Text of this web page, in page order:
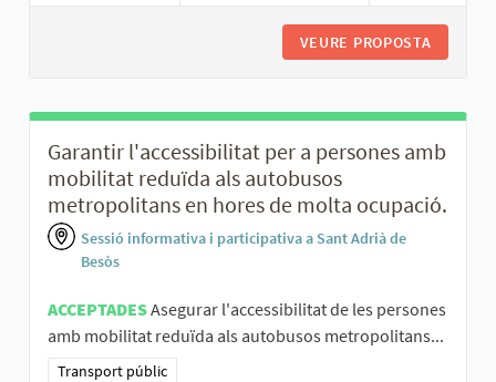
VEURE PROPOSTA
Garantir l'accessibilitat per a persones amb
mobilitat reduïda als autobusos
metropolitans en hores de molta ocupació.
Sessió informativa i participativa a Sant Adrià de
Besòs
ACCEPTADESAsegurar l'accessibilitat de les persones
amb mobilitat reduïda als autobusos metropolitans...
Resultats al filtrar per la categoria: Transport públic
Transport públic